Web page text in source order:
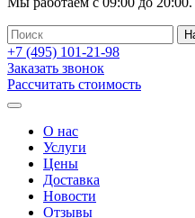
+7 (495) 101-21-98
Заказать звонок
Рассчитать стоимость
О нас
Услуги
Цены
Доставка
Новости
Отзывы